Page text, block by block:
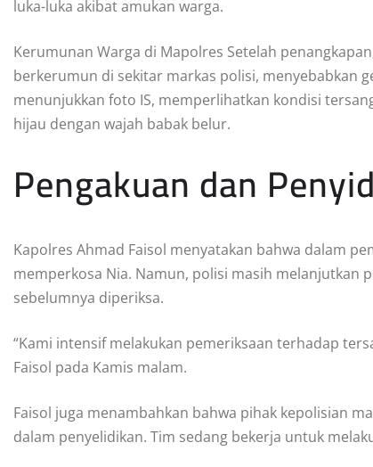
luka-luka akibat amukan warga.
Kerumunan Warga di Mapolres Setelah
berkerumun di sekitar markas polisi, menyebabkan
menunjukkan foto IS, memperlihatkan kondisi
hijau dengan wajah babak belur.
Pengakuan dan
Kapolres Ahmad Faisol menyatakan bahwa dalam
memperkosa Nia. Namun, polisi masih melanjutkan
sebelumnya diperiksa.
“Kami intensif melakukan pemeriksaan terhadap
Faisol pada Kamis malam.
Faisol juga menambahkan bahwa pihak kepolisian
dalam penyelidikan. Tim sedang bekerja untuk